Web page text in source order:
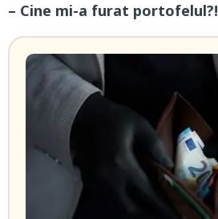
– Cine mi-a furat portofelul?!